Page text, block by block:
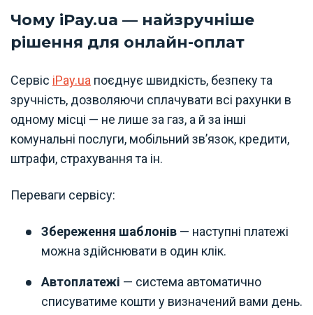
Чому iPay.ua — найзручніше
рішення для онлайн-оплат
Сервіс iPay.ua поєднує швидкість, безпеку та
зручність, дозволяючи сплачувати всі рахунки в
одному місці — не лише за газ, а й за інші
комунальні послуги, мобільний зв’язок, кредити,
штрафи, страхування та ін.
Переваги сервісу:
Збереження шаблонів — наступні платежі
можна здійснювати в один клік.
Автоплатежі — система автоматично
списуватиме кошти у визначений вами день.